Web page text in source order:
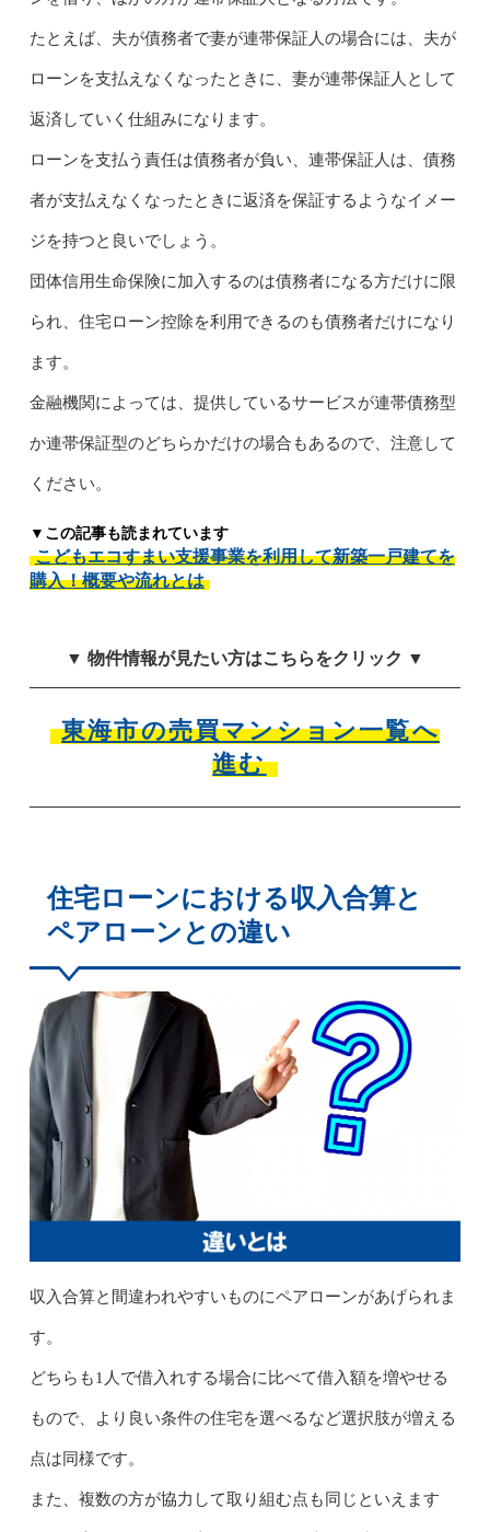
たとえば、夫が債務者で妻が連帯保証人の場合には、夫が
ローンを支払えなくなったときに、妻が連帯保証人として
返済していく仕組みになります。
ローンを支払う責任は債務者が負い、連帯保証人は、債務
者が支払えなくなったときに返済を保証するようなイメー
ジを持つと良いでしょう。
団体信用生命保険に加入するのは債務者になる方だけに限
られ、住宅ローン控除を利用できるのも債務者だけになり
ます。
金融機関によっては、提供しているサービスが連帯債務型
か連帯保証型のどちらかだけの場合もあるので、注意して
ください。
▼この記事も読まれています
こどもエコすまい支援事業を利用して新築一戸建てを
購入！概要や流れとは
▼ 物件情報が見たい方はこちらをクリック ▼
東海市の売買マンション一覧へ
進む
住宅ローンにおける収入合算と
ペアローンとの違い
収入合算と間違われやすいものにペアローンがあげられま
す。
どちらも1人で借入れする場合に比べて借入額を増やせる
もので、より良い条件の住宅を選べるなど選択肢が増える
点は同様です。
また、複数の方が協力して取り組む点も同じといえます